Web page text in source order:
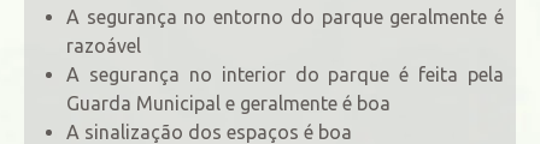
A segurança no entorno do parque geralmente é
razoável
A segurança no interior do parque é feita pela
Guarda Municipal e geralmente é boa
A sinalização dos espaços é boa